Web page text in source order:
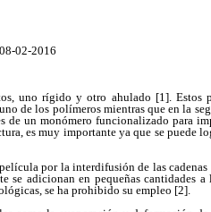
02-2016
uno rígido y otro ahulado [1]. Estos
de los polímeros mientras que en la
de un monómero funcionalizado para
es muy importante ya que se puede
por la interdifusión de las
se adicionan en pequeñas cantidades a
se ha prohibido su empleo [2].